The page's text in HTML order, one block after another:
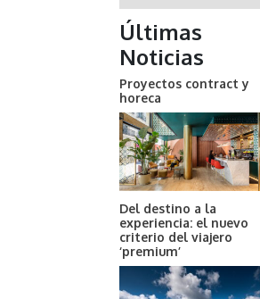
Últimas
Noticias
Proyectos contract y
horeca
Del destino a la
experiencia: el nuevo
criterio del viajero
‘premium’